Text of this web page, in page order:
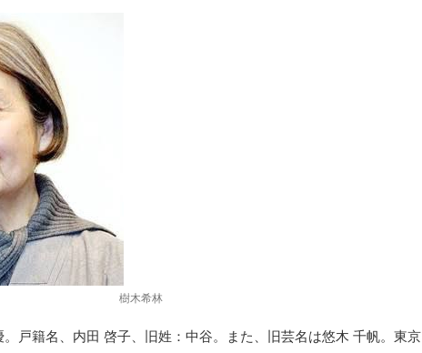
樹木希林
戸籍名、内田 啓子、旧姓：中谷。また、旧芸名は悠木 千帆。東京